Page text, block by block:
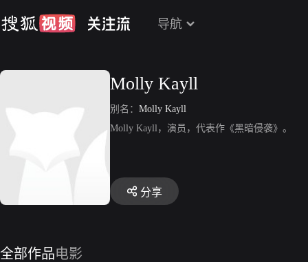
导航
Molly Kayll
别名： Molly Kayll
Molly Kayll，演员，代表作《黑暗侵袭》。
分享
全部作品电影